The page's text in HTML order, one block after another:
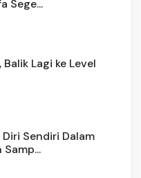
Sege...
Lagi ke Level
Sendiri Dalam